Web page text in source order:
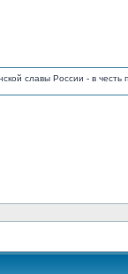
славы России - в честь